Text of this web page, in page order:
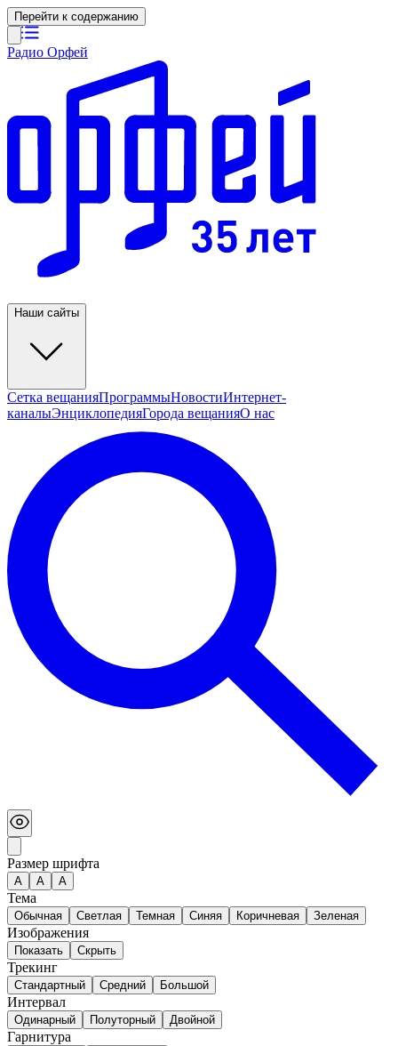
Перейти к содержанию
Радио Орфей
Наши сайты
Сетка вещанияПрограммыНовостиИнтернет-
каналыЭнциклопедияГорода вещанияО нас
Размер шрифта
А A A
Тема
Обычная Светлая Темная Синяя Коричневая Зеленая
Изображения
Показать Скрыть
Трекинг
Стандартный Средний Большой
Интервал
Одинарный Полуторный Двойной
Гарнитура